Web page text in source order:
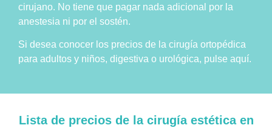
cirujano. No tiene que pagar nada adicional por la
anestesia ni por el sostén.
Si desea conocer los precios de la cirugía ortopédica
para adultos y niños, digestiva o urológica, pulse aquí.
Lista de precios de la cirugía estética en